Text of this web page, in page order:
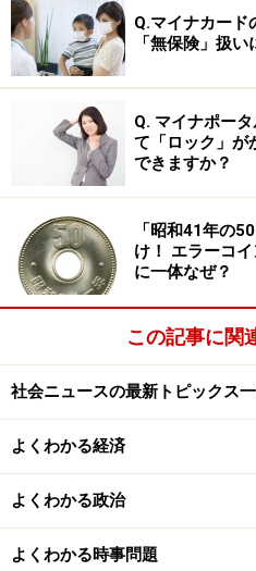
つあります。
Ａ案：皇位継承者の範囲を
家を創設する
Ｂ案：1947年に皇室を離れ
皇族に復帰させるか養子に迎
A案は、小泉政権時代の有
えです。これに危機感をも
たのがB案で、旧皇族の復活
いずれも課題があります。
れることで、皇配（女性天
問題もあります。また女性
と、戦前のように皇室の規模
皇室の適正規模をどうする
創設の対象となる女性皇族
一代限りとすべきかも検討す
もう一つ、人権のからみの
Q.マイナカード
「無保険」扱
Q. マイナポー
て「ロック」が
できますか？
「昭和41年の
け！ エラーコ
に一体なぜ？
この記事に関
社会ニュースの最新トピックス
よくわかる経済
よくわかる政治
よくわかる時事問題